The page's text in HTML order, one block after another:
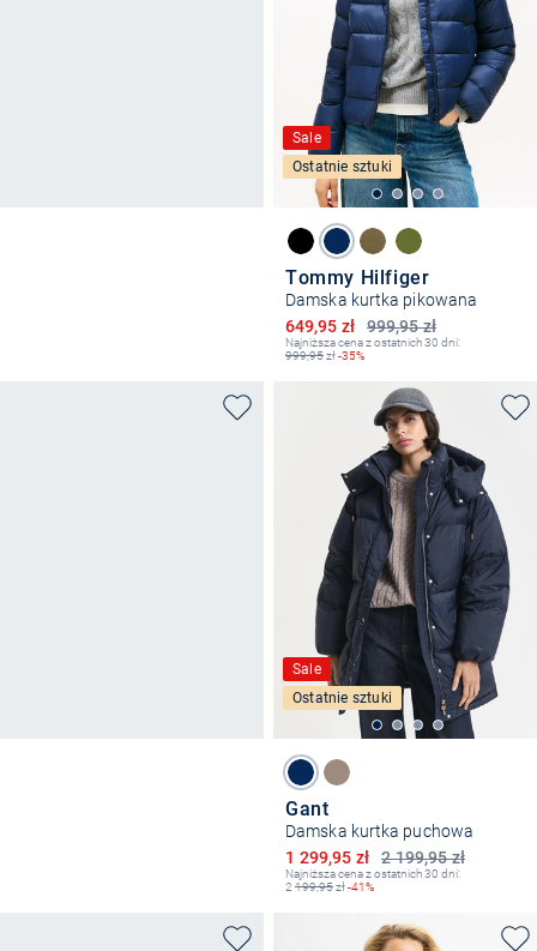
Sale
Ostatnie sztuki
Tommy Hilfiger
Damska kurtka pikowana
999,95 zł
Obniżona cena
649,95 zł
Najniższa cena z ostatnich 30 dni:
999,95zł-35%
Sale
Ostatnie sztuki
Gant
Damska kurtka puchowa
2 199,95 zł
Obniżona cena
1 299,95 zł
Najniższa cena z ostatnich 30 dni:
2 199,95zł-41%